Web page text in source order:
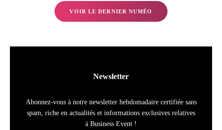
VOIR LE DERNIER NUMÉO
Newsletter
Abonnez-vous à notre newsletter hebdomadaire certifiée sans
spam, riche en actualités et informations exclusives relatives
à Business Event !